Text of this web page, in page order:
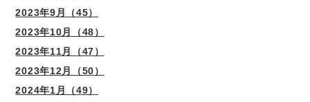
2023年9月（45）
2023年10月（48）
2023年11月（47）
2023年12月（50）
2024年1月（49）